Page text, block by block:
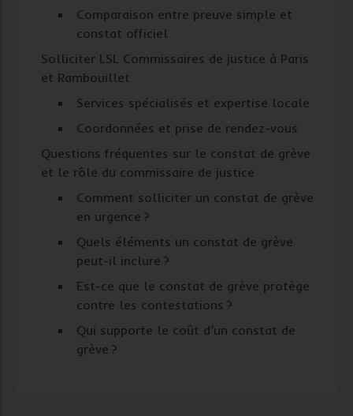
Comparaison entre preuve simple et
constat officiel
Solliciter LSL Commissaires de justice à Paris
et Rambouillet
Services spécialisés et expertise locale
Coordonnées et prise de rendez-vous
Questions fréquentes sur le constat de grève
et le rôle du commissaire de justice
Comment solliciter un constat de grève
en urgence ?
Quels éléments un constat de grève
peut-il inclure ?
Est-ce que le constat de grève protège
contre les contestations ?
Qui supporte le coût d’un constat de
grève ?